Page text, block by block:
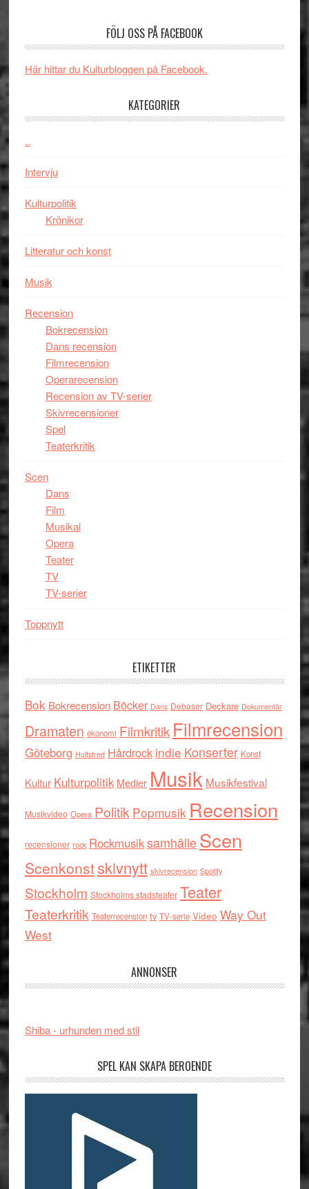
spännande
kan
FÖLJ OSS PÅ FACEBOOK
Här hittar du Kulturbloggen på Facebook.
KATEGORIER
..
Intervju
Kulturpolitik
Krönikor
Litteratur och konst
Musik
Recension
Bokrecension
Dans recension
Filmrecension
Operarecension
Recension av TV-serier
Skivrecensioner
Spel
Teaterkritik
Scen
Dans
Film
Musikal
Opera
Teater
TV
TV-serier
Toppnytt
ETIKETTER
Bok Bokrecension Böcker Dans Debaser Deckare Dokumentär
Dramaten ekonomi Filmkritik Filmrecension
Göteborg Hultsfred Hårdrock indie Konserter Konst
Kultur Kulturpolitik Medier Musik Musikfestival
Musikvideo Opera Politik Popmusik Recension
recensioner rock RockmusiksamhälleScen
Scenkonstskivnytt skivrecension Spotify
Stockholm Stockholms stadsteater Teater
Teaterkritik Teaterrecension tv TV-serie Video Way Out
West
ANNONSER
Shiba - urhunden med stil
SPEL KAN SKAPA BEROENDE